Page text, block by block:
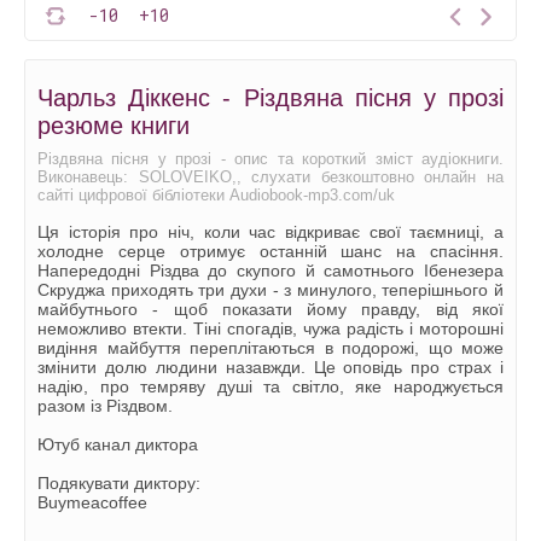
-10 +10
Чарльз Діккенс - Різдвяна пісня у прозі
резюме книги
Різдвяна пісня у прозі - опис та короткий зміст аудіокниги.
Виконавець: SOLOVEIKO,, слухати безкоштовно онлайн на
сайті цифрової бібліотеки Audiobook-mp3.com/uk
Ця історія про ніч, коли час відкриває свої таємниці, а
холодне серце отримує останній шанс на спасіння.
Напередодні Різдва до скупого й самотнього Ібенезера
Скруджа приходять три духи - з минулого, теперішнього й
майбутнього - щоб показати йому правду, від якої
неможливо втекти. Тіні спогадів, чужа радість і моторошні
видіння майбуття переплітаються в подорожі, що може
змінити долю людини назавжди. Це оповідь про страх і
надію, про темряву душі та світло, яке народжується
разом із Різдвом.
Ютуб канал диктора
Подякувати диктору:
Buymeacoffee